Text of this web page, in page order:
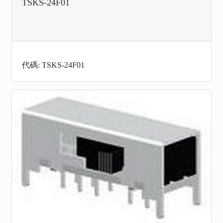
TSKS-24F01
代碼: TSKS-24F01